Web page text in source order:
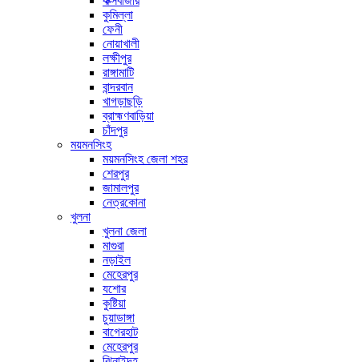
কুমিল্লা
ফেনী
নোয়াখালী
লক্ষীপুর
রাঙ্গামাটি
বান্দরবান
খাগড়াছড়ি
ব্রাহ্মণবাড়িয়া
চাঁদপুর
ময়মনসিংহ
ময়মনসিংহ জেলা শহর
শেরপুর
জামালপুর
নেত্রকোনা
খুলনা
খুলনা জেলা
মাগুরা
নড়াইল
মেহেরপুর
যশোর
কুষ্টিয়া
চুয়াডাঙ্গা
বাগেরহাট
মেহেরপুর